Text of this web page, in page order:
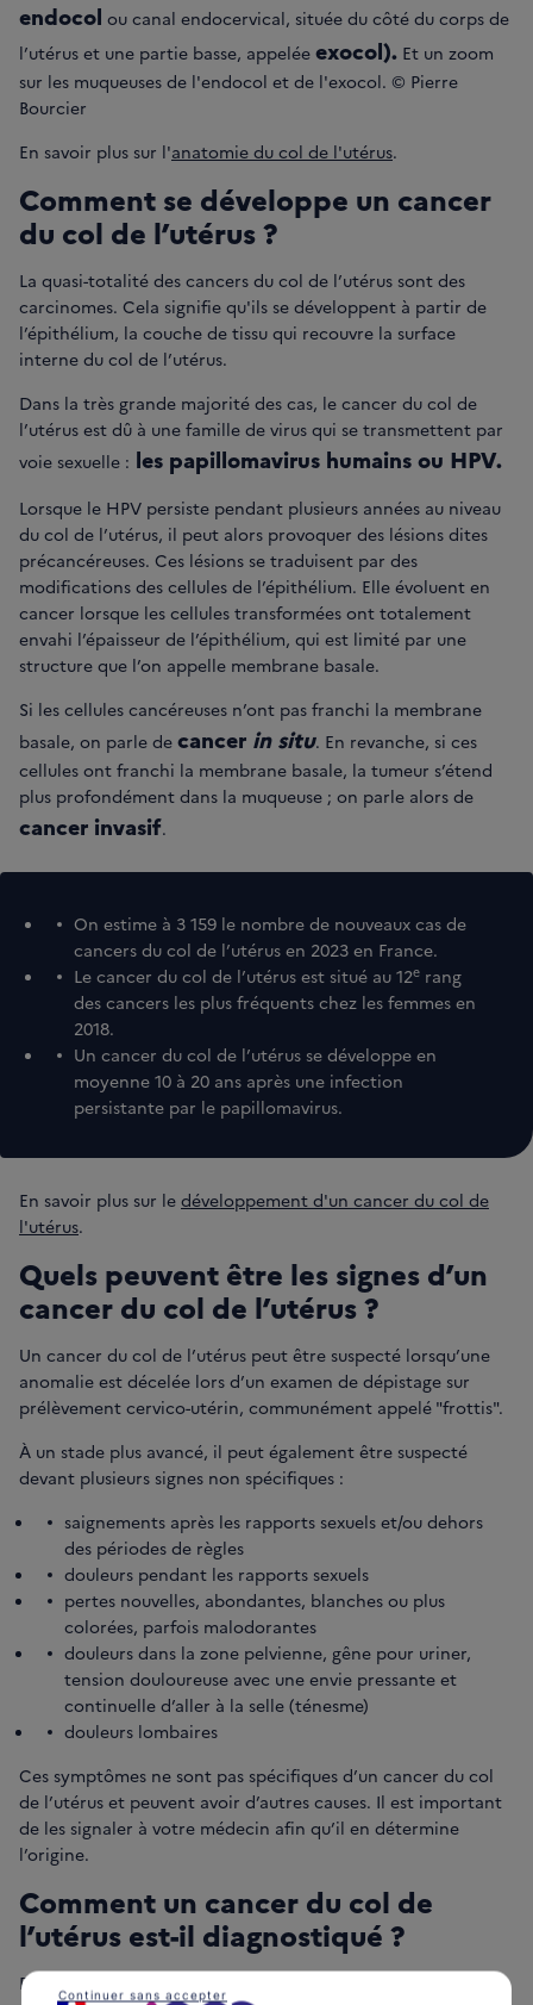
endocol ou canal endocervical, située du côté du corps de
l’utérus et une partie basse, appelée exocol). Et un zoom
sur les muqueuses de l'endocol et de l'exocol. © Pierre
Bourcier
En savoir plus sur l'anatomie du col de l'utérus.
Comment se développe un cancer
du col de l’utérus ?
La quasi-totalité des cancers du col de l’utérus sont des
carcinomes. Cela signifie qu'ils se développent à partir de
l’épithélium, la couche de tissu qui recouvre la surface
interne du col de l’utérus.
Dans la très grande majorité des cas, le cancer du col de
l’utérus est dû à une famille de virus qui se transmettent par
voie sexuelle : les papillomavirus humains ou HPV.
Lorsque le HPV persiste pendant plusieurs années au niveau
du col de l’utérus, il peut alors provoquer des lésions dites
précancéreuses. Ces lésions se traduisent par des
modifications des cellules de l’épithélium. Elle évoluent en
cancer lorsque les cellules transformées ont totalement
envahi l’épaisseur de l’épithélium, qui est limité par une
structure que l’on appelle membrane basale.
Si les cellules cancéreuses n’ont pas franchi la membrane
basale, on parle de cancer in situ. En revanche, si ces
cellules ont franchi la membrane basale, la tumeur s’étend
plus profondément dans la muqueuse ; on parle alors de
cancer invasif.
On estime à 3 159 le nombre de nouveaux cas de
cancers du col de l’utérus en 2023 en France.
Le cancer du col de l’utérus est situé au 12e rang
des cancers les plus fréquents chez les femmes en
2018.
Un cancer du col de l’utérus se développe en
moyenne 10 à 20 ans après une infection
persistante par le papillomavirus.
En savoir plus sur le développement d'un cancer du col de
l'utérus.
Quels peuvent être les signes d’un
cancer du col de l’utérus ?
Un cancer du col de l’utérus peut être suspecté lorsqu’une
anomalie est décelée lors d’un examen de dépistage sur
prélèvement cervico-utérin, communément appelé "frottis".
À un stade plus avancé, il peut également être suspecté
devant plusieurs signes non spécifiques :
saignements après les rapports sexuels et/ou dehors
des périodes de règles
douleurs pendant les rapports sexuels
pertes nouvelles, abondantes, blanches ou plus
colorées, parfois malodorantes
douleurs dans la zone pelvienne, gêne pour uriner,
tension douloureuse avec une envie pressante et
continuelle d’aller à la selle (ténesme)
douleurs lombaires
Ces symptômes ne sont pas spécifiques d’un cancer du col
de l’utérus et peuvent avoir d’autres causes. Il est important
de les signaler à votre médecin afin qu’il en détermine
l’origine.
Comment un cancer du col de
l’utérus est-il diagnostiqué ?
Pour confirmer le diagnostic du cancer du col de l’utérus et
Continuer sans accepter